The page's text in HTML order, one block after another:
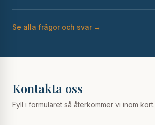
Se alla frågor och svar →
Kontakta oss
Fyll i formuläret så återkommer vi inom kort.